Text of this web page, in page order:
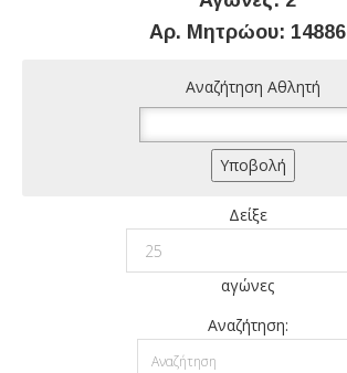
Αρ. Μητρώου: 14886
Αναζήτηση Αθλητή
Δείξε
αγώνες
Αναζήτηση: